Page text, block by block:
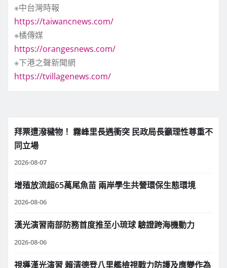
※中台灣時報
https://taiwancnews.com/
※橘傳媒
https://orangesnews.com/
※下港之聲新聞網
https://tvillagenews.com/
拜票遭潑穢物！ 霧峰里長遇衝突 民政局長籲理性尊重不
同立場
2026-08-07
增殖放流超65萬尾魚苗 兩岸學生共營環保生態環境
2026-08-06
漢光演習南部防務首度推至小琉球 驗證跨海機動力
2026-08-06
視導漢光演習 賴清德登八里艦檢視戰力防護及應變作為